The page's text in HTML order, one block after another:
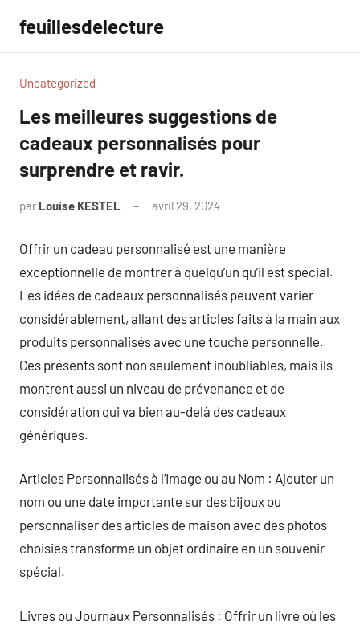
contenu
feuillesdelecture
Uncategorized
Les meilleures suggestions de
cadeaux personnalisés pour
surprendre et ravir.
par Louise KESTEL avril 29, 2024
Offrir un cadeau personnalisé est une manière
exceptionnelle de montrer à quelqu’un qu’il est spécial.
Les idées de cadeaux personnalisés peuvent varier
considérablement, allant des articles faits à la main aux
produits personnalisés avec une touche personnelle.
Ces présents sont non seulement inoubliables, mais ils
montrent aussi un niveau de prévenance et de
considération qui va bien au-delà des cadeaux
génériques.
Articles Personnalisés à l’Image ou au Nom : Ajouter un
nom ou une date importante sur des bijoux ou
personnaliser des articles de maison avec des photos
choisies transforme un objet ordinaire en un souvenir
spécial.
Livres ou Journaux Personnalisés : Offrir un livre où les